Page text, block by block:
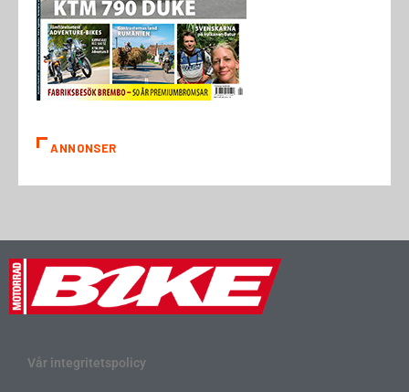
ANNONSER
Vår integritetspolicy